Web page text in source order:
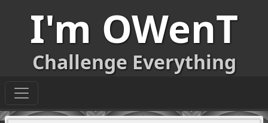
I'm OWenT
Challenge Everything